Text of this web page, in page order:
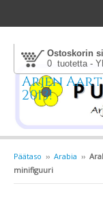
Ostoskorin
0 tuotetta -
Arjen
2013!
Päätaso ›› Arabia ››
minifiguuri